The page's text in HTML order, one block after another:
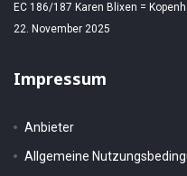
EC 186/187 Karen Blixen =
22. November 2025
Impressum
Anbieter
Allgemeine